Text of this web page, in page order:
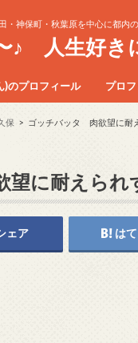
・神保町・秋葉原を中心に都内
♪ 人生好き
)のプロフィール プロ
保 ゴッチバッタ 肉欲望に耐
に耐えられ
ェア は